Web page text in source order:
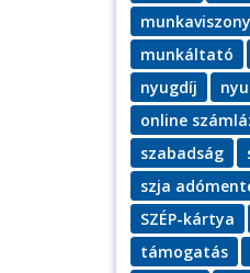
munkaviszony
munkáltató
nyugdíj
online
szabadság
szja
SZÉP-kártya
támogatás